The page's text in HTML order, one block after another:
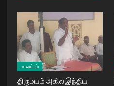
மாவட்டம்
திருமயம் அகில இந்திய